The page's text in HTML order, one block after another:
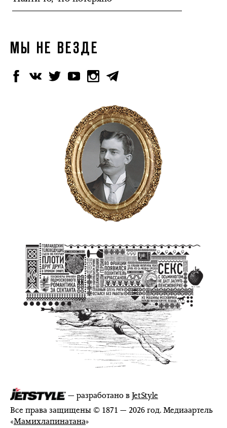
МЫ НЕ ВЕЗДЕ
— разработано вJetStyle
Все права защищены © 1871 — 2026 год. Медиаартель
«Мамихлапинатана»